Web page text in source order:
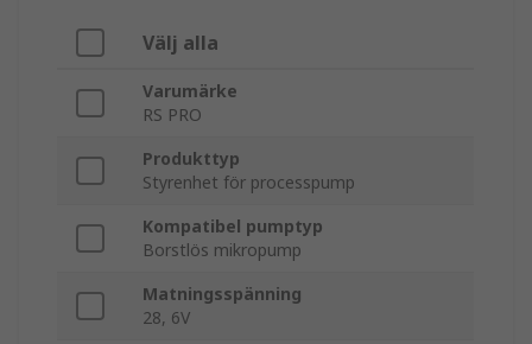
Välj alla
Varumärke
RS PRO
Produkttyp
Styrenhet för processpump
Kompatibel pumptyp
Borstlös mikropump
Matningsspänning
28, 6V